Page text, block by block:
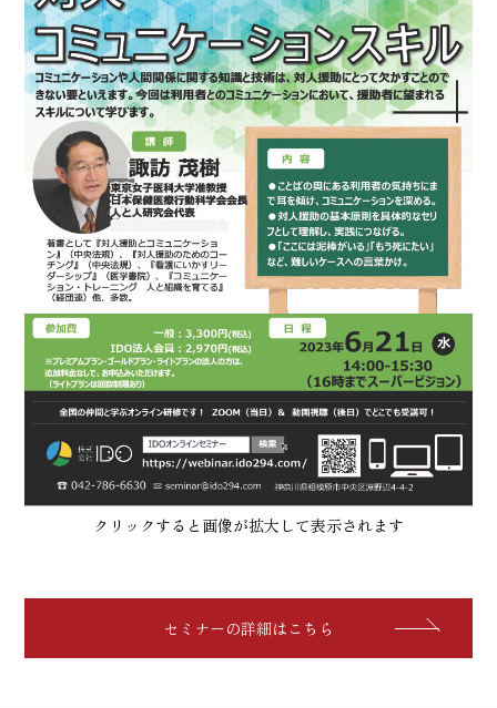
クリックすると画像が拡大して表示されます
セミナーの詳細はこちら